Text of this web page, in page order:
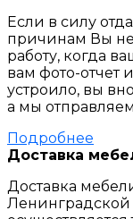
Если в силу
причинам Вы
работу, когда
вам фото-отчет
устроило, вы
а мы
Подробнее
Доставка
Доставка